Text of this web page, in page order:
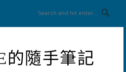
的隨手筆記